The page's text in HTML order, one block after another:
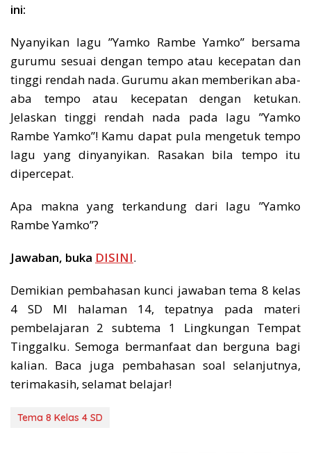
ini:
Nyanyikan lagu ”Yamko Rambe Yamko” bersama
gurumu sesuai dengan tempo atau kecepatan dan
tinggi rendah nada. Gurumu akan memberikan aba-
aba tempo atau kecepatan dengan ketukan.
Jelaskan tinggi rendah nada pada lagu ”Yamko
Rambe Yamko”! Kamu dapat pula mengetuk tempo
lagu yang dinyanyikan. Rasakan bila tempo itu
dipercepat.
Apa makna yang terkandung dari lagu ”Yamko
Rambe Yamko”?
Jawaban, buka DISINI.
Demikian pembahasan kunci jawaban tema 8 kelas
4 SD MI halaman 14, tepatnya pada materi
pembelajaran 2 subtema 1 Lingkungan Tempat
Tinggalku. Semoga bermanfaat dan berguna bagi
kalian. Baca juga pembahasan soal selanjutnya,
terimakasih, selamat belajar!
Tema 8 Kelas 4 SD